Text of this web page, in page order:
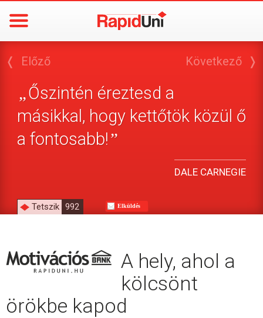
❬ Előző
„Őszintén éreztesd a
másikkal, hogy kettőtök közül ő
a fontosabb!”
DALE CARNEGIE
Következő ❭
Tetszik 992 Elküldés
A hely, ahol a
kölcsönt
örökbe kapod